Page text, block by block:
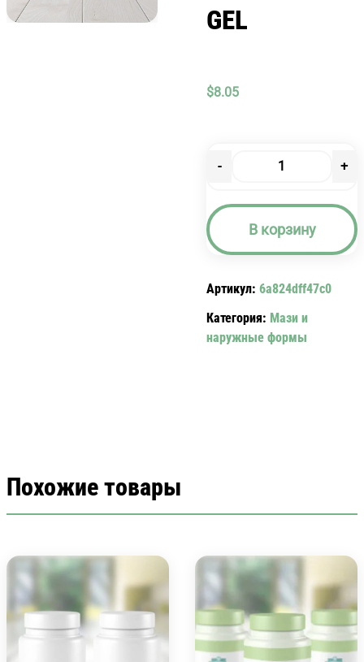
GEL
$8.05
-
ДОЛОБЕНЕ
ГЕЛЬ
20
DOLOBENE
GEL
+
В корзину
Артикул: 6a824dff47c0
Категория: Мази и
наружные формы
Похожие товары